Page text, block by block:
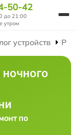
50-42
до 21:00
утром
устройств
по